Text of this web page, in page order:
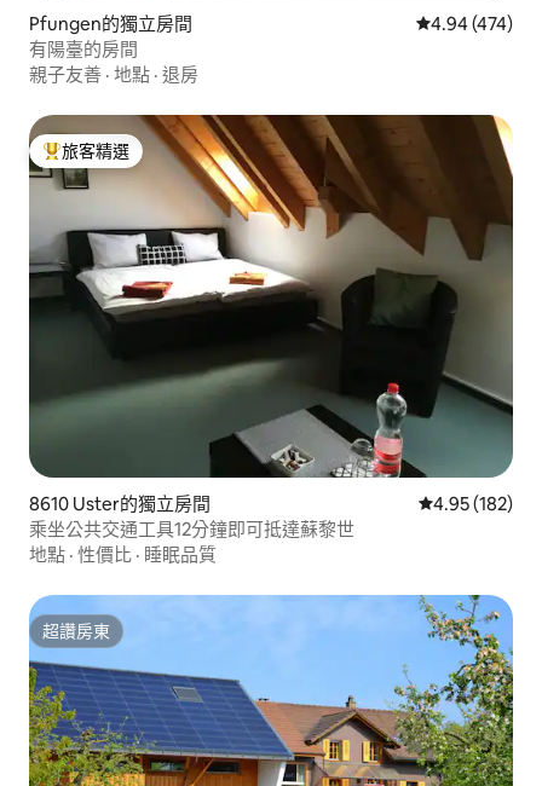
Pfungen的獨立房間 從 474 則評價
4.94 (474)
有陽臺的房間
親子友善 · 地點 · 退房
旅客精選榜首
旅客精選
8610 Uster的獨立房間 從 182 則評價
4.95 (182)
乘坐公共交通工具12分鐘即可抵達蘇黎世
地點 · 性價比 · 睡眠品質
超讚房東
超讚房東